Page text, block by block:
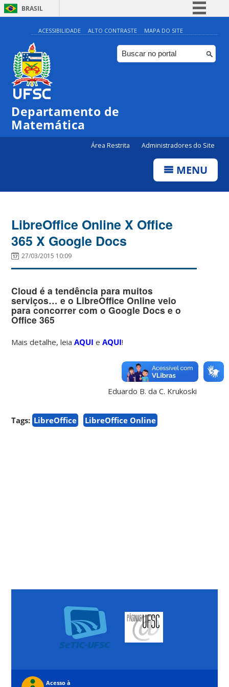
BRASIL
Simplifique!
Comunica BR
Participe
ACESSIBILIDADE ALTO CONTRASTE MAPA DO SITE
Departamento de
Matemática
Área Restrita Administradores do Site
MENU
LibreOffice Online X Office
365 X Google Docs
27/03/2015 10:09
Cloud é a tendência para muitos
serviços… e o LibreOffice Online veio
para concorrer com o Google Docs e o
Office 365
Mais detalhe, leiaAQUIeAQUI!
Eduardo B. da C. Krukoski
Tags: LibreOffice LibreOffice Online